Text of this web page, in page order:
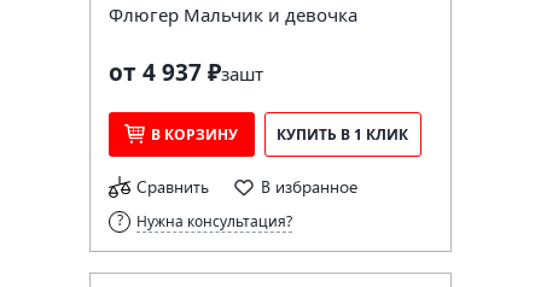
Флюгер Мальчик и девочка
от 4 937 ₽зашт
В КОРЗИНУ КУПИТЬ В 1 КЛИК
Сравнить В избранное
Нужна консультация?